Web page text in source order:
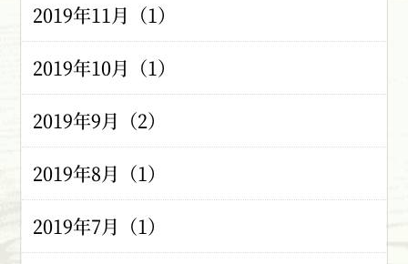
2019年11月（1）
2019年10月（1）
2019年9月（2）
2019年8月（1）
2019年7月（1）